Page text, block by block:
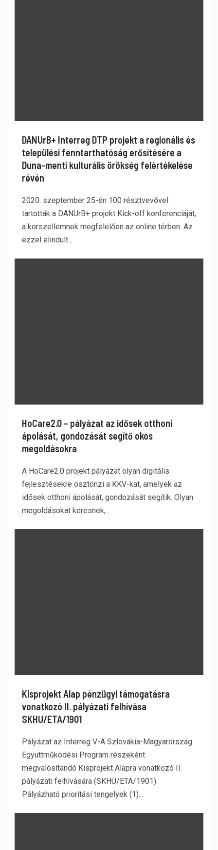
DANUrB+ Interreg DTP projekt a regionális és
települési fenntarthatóság erősítésére a
Duna-menti kulturális örökség felértékelése
révén
2020. szeptember 25-én 100 résztvevővel
tartották a DANUrB+ projekt Kick-off konferenciáját,
a korszellemnek megfelelően az online térben. Az
ezzel elindult...
HoCare2.0 – pályázat az idősek otthoni
ápolását, gondozását segítő okos
megoldásokra
A HoCare2.0 projekt pályázat olyan digitális
fejlesztésekre ösztönzi a KKV-kat, amelyek az
idősek otthoni ápolását, gondozását segítik. Olyan
megoldásokat keresnek,...
Kisprojekt Alap pénzügyi támogatásra
vonatkozó II. pályázati felhívása
SKHU/ETA/1901
Pályázat az Interreg V-A Szlovákia-Magyarország
Együttműködési Program részeként
megvalósítandó Kisprojekt Alapra vonatkozó II.
pályázati felhívására (SKHU/ETA/1901).
Pályázható prioritási tengelyek (1)...